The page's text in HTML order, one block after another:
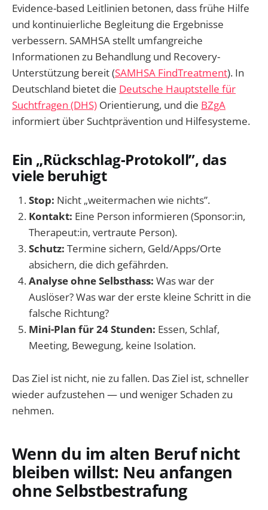
Evidence-based Leitlinien betonen, dass frühe Hilfe
und kontinuierliche Begleitung die Ergebnisse
verbessern. SAMHSA stellt umfangreiche
Informationen zu Behandlung und Recovery-
Unterstützung bereit (SAMHSA FindTreatment). In
Deutschland bietet die Deutsche Hauptstelle für
Suchtfragen (DHS) Orientierung, und die BZgA
informiert über Suchtprävention und Hilfesysteme.
Ein „Rückschlag-Protokoll”, das
viele beruhigt
Stop: Nicht „weitermachen wie nichts”.
Kontakt: Eine Person informieren (Sponsor:in,
Therapeut:in, vertraute Person).
Schutz: Termine sichern, Geld/Apps/Orte
absichern, die dich gefährden.
Analyse ohne Selbsthass: Was war der
Auslöser? Was war der erste kleine Schritt in die
falsche Richtung?
Mini-Plan für 24 Stunden: Essen, Schlaf,
Meeting, Bewegung, keine Isolation.
Das Ziel ist nicht, nie zu fallen. Das Ziel ist, schneller
wieder aufzustehen — und weniger Schaden zu
nehmen.
Wenn du im alten Beruf nicht
bleiben willst: Neu anfangen
ohne Selbstbestrafung